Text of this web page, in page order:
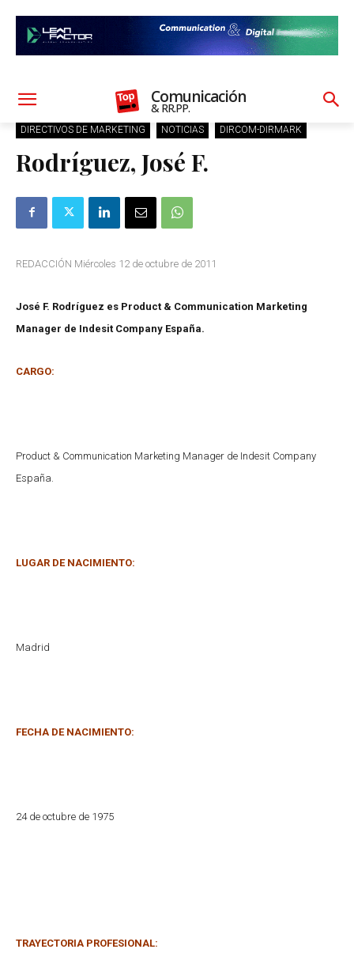
Comunicación
& RR.PP.
DIRECTIVOS DE MARKETING NOTICIAS DIRCOM-DIRMARK
Rodríguez, José F.
REDACCIÓN Miércoles 12 de octubre de 2011
José F. Rodríguez es Product & Communication Marketing
Manager de Indesit Company España.
CARGO:
Product & Communication Marketing Manager de Indesit Company
España.
LUGAR DE NACIMIENTO:
Madrid
FECHA DE NACIMIENTO:
24 de octubre de 1975
TRAYECTORIA PROFESIONAL: